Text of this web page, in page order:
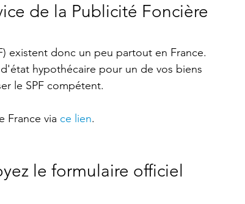
de la Publicité Foncière
existent donc un peu partout en France.
hypothécaire pour un de vos biens
le SPF compétent.
France via ce lien.
le formulaire officiel